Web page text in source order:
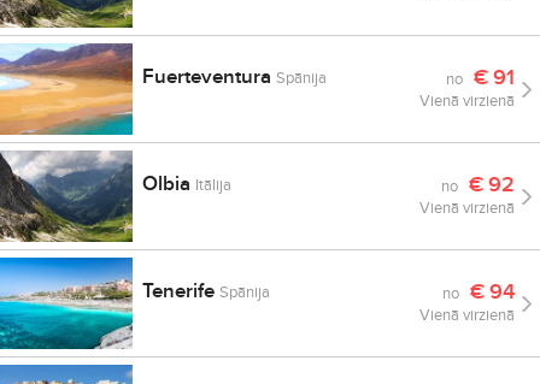
FuerteventuraSpānija no €91
Vienā virzienā
Olbia Itālija no €92
Vienā virzienā
TenerifeSpānija no €94
Vienā virzienā